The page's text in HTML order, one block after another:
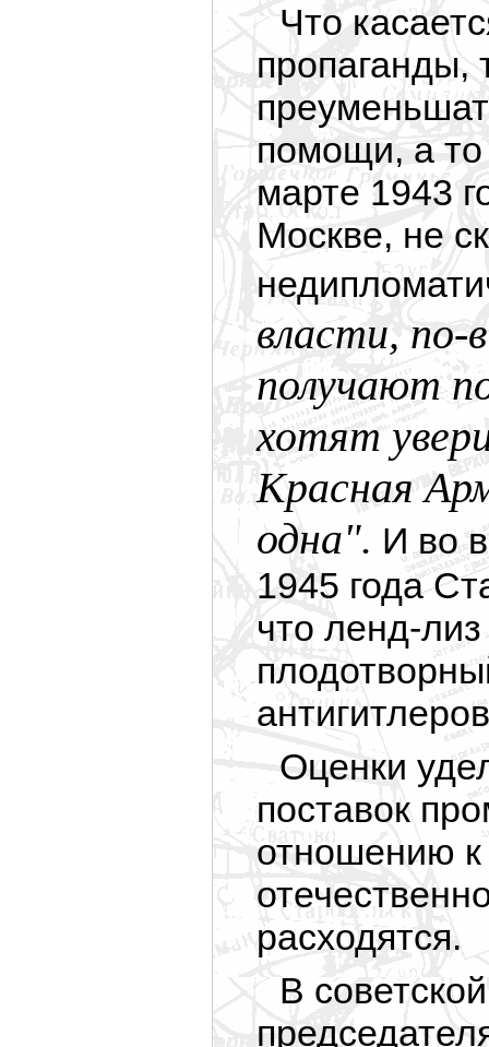
Что
пропаганды,
помощи, а то
марте 1943
Москве, не
власти,
получают
хотят
Красная
одна". И во
1945 года
что ленд-
Оценки
поставок
отношению к
расходятся.
В